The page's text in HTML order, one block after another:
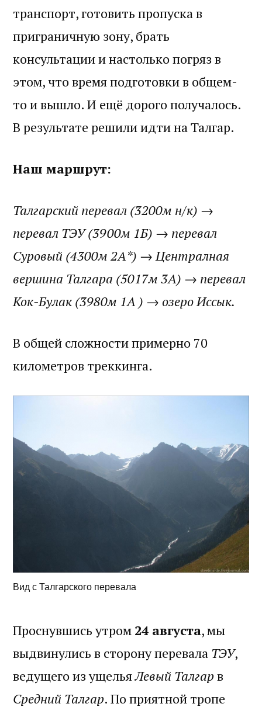
транспорт, готовить пропуска в
приграничную зону, брать
консультации и настолько погряз в
этом, что время подготовки в общем-
то и вышло. И ещё дорого получалось.
В результате решили идти на Талгар.
Наш маршрут:
Талгарский перевал (3200м н/к) →
перевал ТЭУ (3900м 1Б) → перевал
Суровый (4300м 2А*) → Централная
вершина Талгара (5017м 3A) → перевал
Кок-Булак (3980м 1А ) → озеро Иссык.
В общей сложности примерно 70
километров треккинга.
Вид с Талгарского перевала
Проснувшись утром 24 августа, мы
выдвинулись в сторону перевала ТЭУ,
ведущего из ущельяЛевый Талгарв
Средний Талгар. По приятной тропе